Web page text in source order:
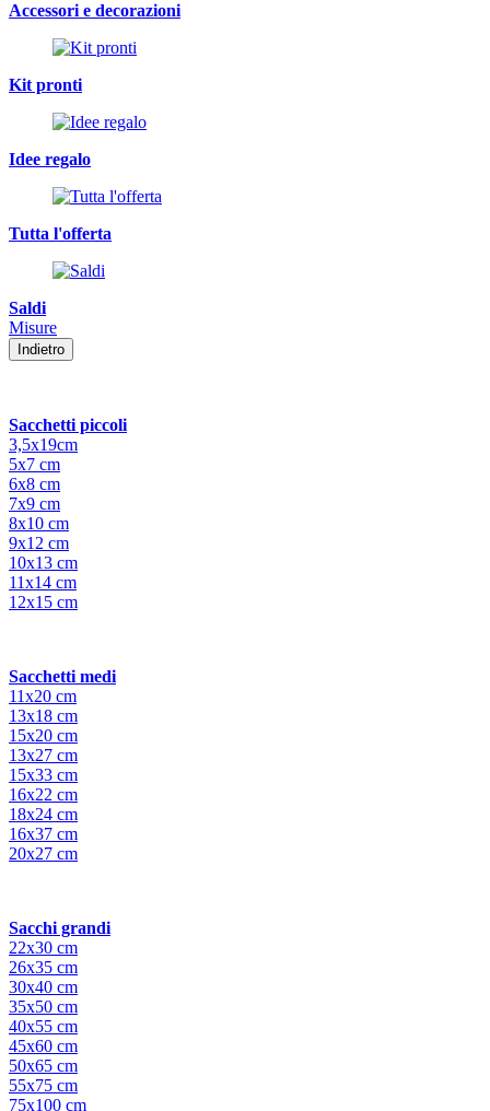
Accessori e decorazioni
Kit pronti
Idee regalo
Tutta l'offerta
Saldi
Misure
Indietro
Sacchetti piccoli
3,5x19cm
5x7 cm
6x8 cm
7x9 cm
8x10 cm
9x12 cm
10x13 cm
11x14 cm
12x15 cm
Sacchetti medi
11x20 cm
13x18 cm
15x20 cm
13x27 cm
15x33 cm
16x22 cm
18x24 cm
16x37 cm
20x27 cm
Sacchi grandi
22x30 cm
26x35 cm
30x40 cm
35x50 cm
40x55 cm
45x60 cm
50x65 cm
55x75 cm
75x100 cm